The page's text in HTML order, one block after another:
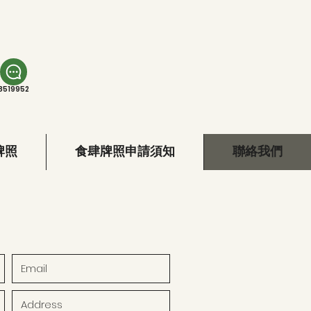
照 食肆牌照申請須知 聯絡我們